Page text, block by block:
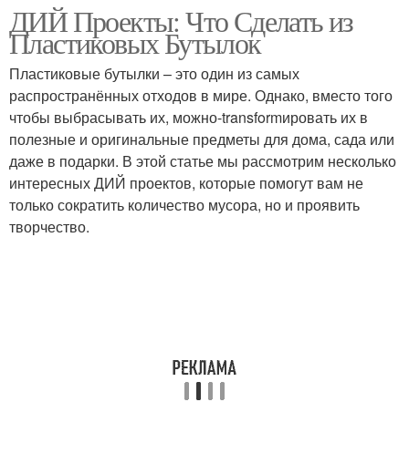
Бутылки для
утилизации
Бутылки для создания
Горшки из пластиковых
бутылок
Пластиковые бутылки
Поделки из
пластиковых бутылок
ДИЙ Проекты: Что Сделать из
Пластиковых Бутылок
Пластиковые бутылки – это один из самых
распространённых отходов в мире. Однако, вместо того
чтобы выбрасывать их, можно-transformировать их в
полезные и оригинальные предметы для дома, сада или
даже в подарки. В этой статье мы рассмотрим несколько
интересных ДИЙ проектов, которые помогут вам не
только сократить количество мусора, но и проявить
творчество.